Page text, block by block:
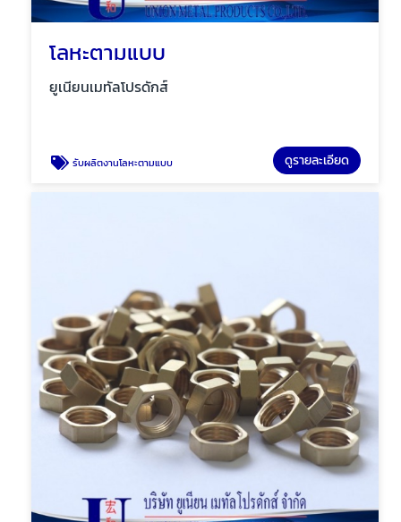
โลหะตามแบบ
ยูเนียนเมทัลโปรดักส์
รับผลิตงานโลหะตามแบบ ดูรายละเอียด